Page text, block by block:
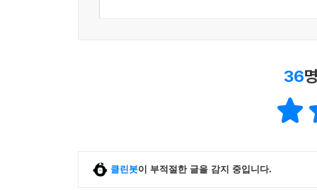
36
클린봇이 부적절한 글을 감지 중입니다.